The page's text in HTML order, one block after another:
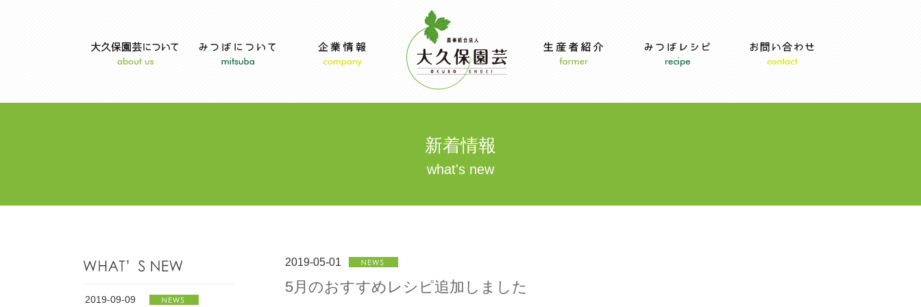
新着情報
what's new
2019-09-09
2019-05-01
5月のおすすめレシピ追加しました